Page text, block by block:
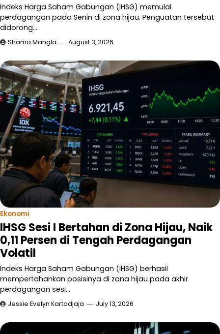
Indeks Harga Saham Gabungan (IHSG) memulai
perdagangan pada Senin di zona hijau. Penguatan tersebut
didorong…
Shama Mangla August 3, 2026
Ekonomi
IHSG Sesi I Bertahan di Zona Hijau, Naik
0,11 Persen di Tengah Perdagangan
Volatil
Indeks Harga Saham Gabungan (IHSG) berhasil
mempertahankan posisinya di zona hijau pada akhir
perdagangan sesi…
Jessie Evelyn Kartadjaja July 13, 2026